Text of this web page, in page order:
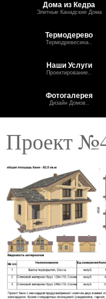
Дома из Кедра
Элитные Канадские Дома
Термодерево
Термодревесина..
Наши Услуги
Проектирование..
Фотогалерея
Дизайн Домов..
Проект